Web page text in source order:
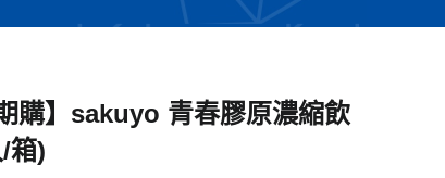
購】sakuyo 青春膠原濃縮飲
箱)